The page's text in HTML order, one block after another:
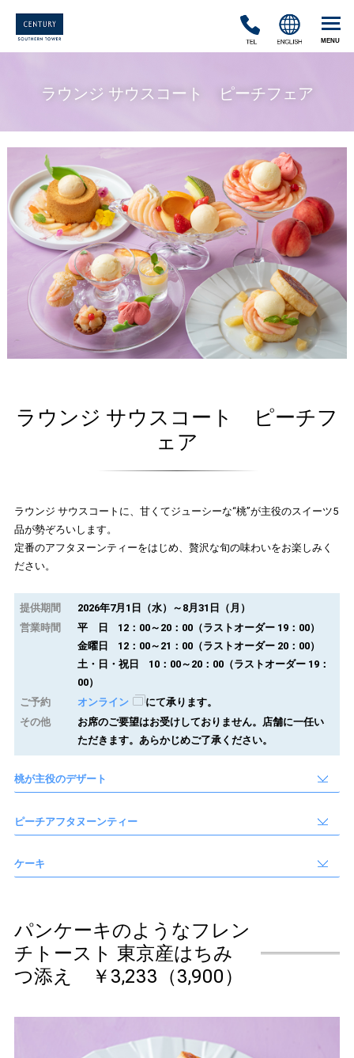
TEL ENGLISH
ラウンジ サウスコート ピーチフェア
ラウンジ サウスコート ピーチフ
ェア
ラウンジ サウスコートに、甘くてジューシーな“桃”が主役のスイーツ5
品が勢ぞろいします。
定番のアフタヌーンティーをはじめ、贅沢な旬の味わいをお楽しみく
ださい。
提供期間
2026年7月1日（水）～8月31日（月）
営業時間
平 日 12：00～20：00（ラストオーダー 19：00）
金曜日 12：00～21：00（ラストオーダー 20：00）
土・日・祝日 10：00～20：00（ラストオーダー 19：
00）
ご予約
オンライン
にて承ります。
その他
お席のご要望はお受けしておりません。店舗に一任い
ただきます。あらかじめご了承ください。
桃が主役のデザート
ピーチアフタヌーンティー
ケーキ
パンケーキのようなフレン
チトースト 東京産はちみ
つ添え ￥3,233（3,900）